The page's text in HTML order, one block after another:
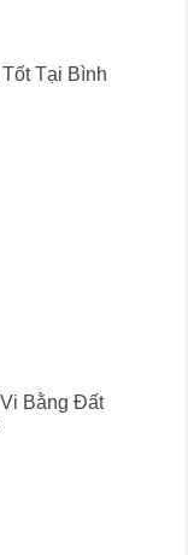
Tại Bình
Bằng Đất